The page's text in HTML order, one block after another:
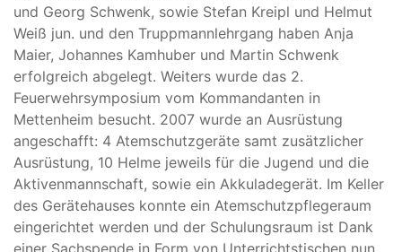
und Georg Schwenk, sowie Stefan Kreipl und Helmut
Weiß jun. und den Truppmannlehrgang haben Anja
Maier, Johannes Kamhuber und Martin Schwenk
erfolgreich abgelegt. Weiters wurde das 2.
Feuerwehrsymposium vom Kommandanten in
Mettenheim besucht. 2007 wurde an Ausrüstung
angeschafft: 4 Atemschutzgeräte samt zusätzlicher
Ausrüstung, 10 Helme jeweils für die Jugend und die
Aktivenmannschaft, sowie ein Akkuladegerät. Im Keller
des Gerätehauses konnte ein Atemschutzpflegeraum
eingerichtet werden und der Schulungsraum ist Dank
einer Sachspende in Form von Unterrichtstischen nun